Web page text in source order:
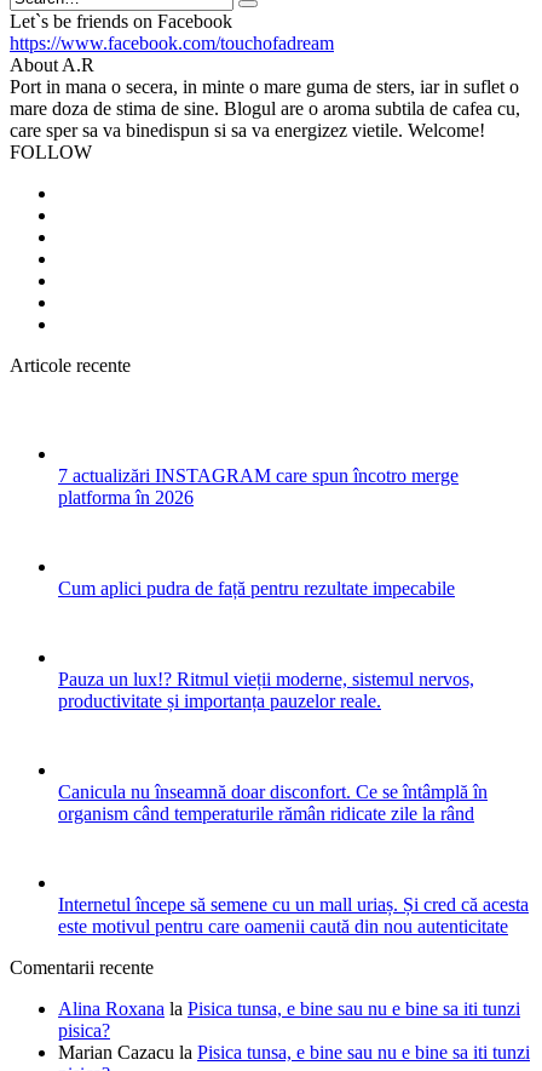
Search
Let`s be friends on Facebook
https://www.facebook.com/touchofadream
About A.R
Port in mana o secera, in minte o mare guma de sters, iar in suflet o
mare doza de stima de sine. Blogul are o aroma subtila de cafea cu,
care sper sa va binedispun si sa va energizez vietile. Welcome!
FOLLOW
Articole recente
7 actualizări INSTAGRAM care spun încotro merge
platforma în 2026
Cum aplici pudra de față pentru rezultate impecabile
Pauza un lux!? Ritmul vieții moderne, sistemul nervos,
productivitate și importanța pauzelor reale.
Canicula nu înseamnă doar disconfort. Ce se întâmplă în
organism când temperaturile rămân ridicate zile la rând
Internetul începe să semene cu un mall uriaș. Și cred că acesta
este motivul pentru care oamenii caută din nou autenticitate
Comentarii recente
Alina Roxana la Pisica tunsa, e bine sau nu e bine sa iti tunzi
pisica?
Marian Cazacu la Pisica tunsa, e bine sau nu e bine sa iti tunzi